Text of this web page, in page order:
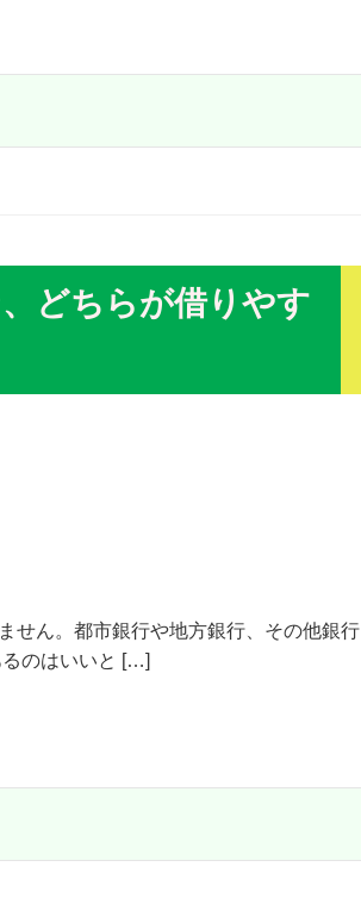
どちらが借りやす
せん。都市銀行や地方銀行、その他銀行
のはいいと […]